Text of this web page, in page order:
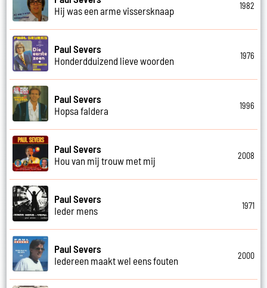
Hij was een arme vissersknaap
1982
Paul Severs
Honderdduizend lieve woorden
1976
Paul Severs
Hopsa faldera
1996
Paul Severs
Hou van mij trouw met mij
2008
Paul Severs
Ieder mens
1971
Paul Severs
Iedereen maakt wel eens fouten
2000